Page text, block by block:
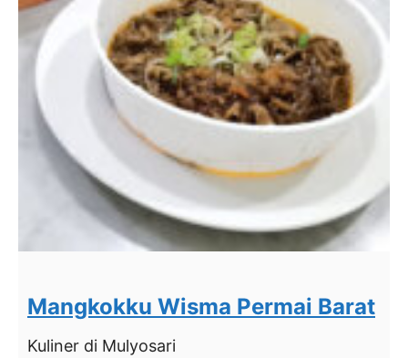
Mangkokku Wisma Permai Barat
Kuliner di Mulyosari